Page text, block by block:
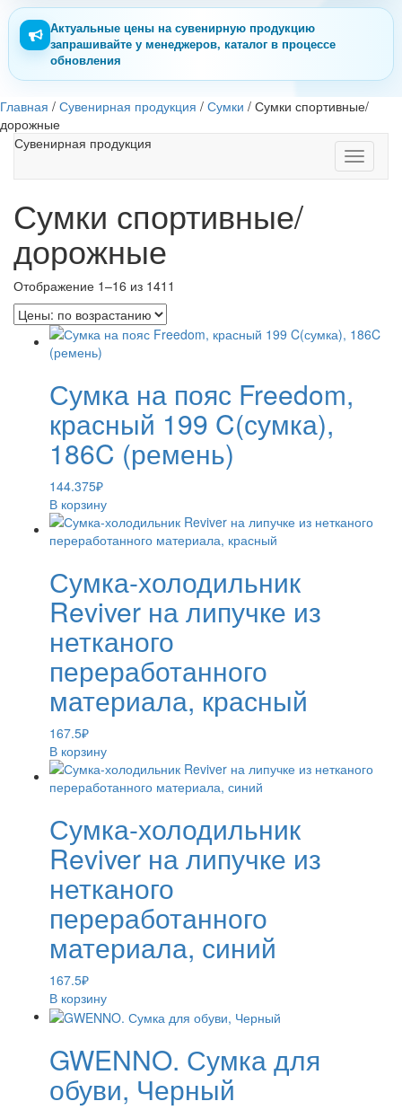
Актуальные цены на сувенирную продукцию
запрашивайте у менеджеров, каталог в процессе
обновления
Главная / Сувенирная продукция / Сумки / Сумки спортивные/
дорожные
Toggle
Сувенирная продукция
Сумки спортивные/
дорожные
Отображение 1–16 из 1411
Сумка на пояс Freedom,
красный 199 C(сумка),
186C (ремень)
144.375₽
В корзину
Сумка-холодильник
Reviver на липучке из
нетканого
переработанного
материала, красный
167.5₽
В корзину
Сумка-холодильник
Reviver на липучке из
нетканого
переработанного
материала, синий
167.5₽
В корзину
GWENNO. Сумка для
обуви, Черный